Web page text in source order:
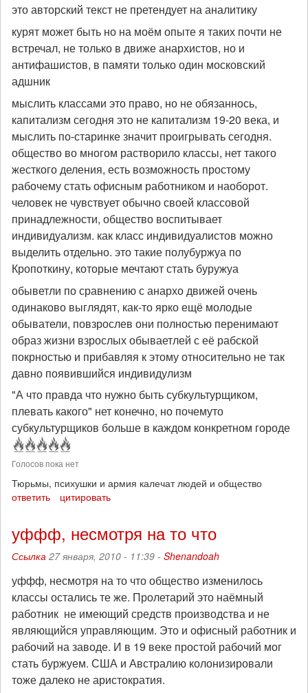
это авторский текст не претендует на аналитику
курят может быть но на моём опыте я таких почти не
встречал, не только в движе анархистов, но и
антифашистов, в памяти только один московский
адшник
мыслить классами это право, но не обязаннось,
капитализм сегодня это не капитализм 19-20 века, и
мыслить по-старинке значит проигрывать сегодня.
общество во многом растворило классы, нет такого
жесткого деления, есть возможность простому
рабочему стать офисным работником и наоборот.
человек не чувствует обычно своей классовой
принадлежности, общество воспитывает
индивидуализм. как класс индивидуалистов можно
выделить отдельно. это такие полубуржуа по
Кропоткину, которые мечтают стать буружуа
обыветли по сравнению с анархо движей очень
одинаково выглядят, как-то ярко ещё молодые
обыватели, повзрослев они полностью перенимают
образ жизни взрослых обываетлей с её рабской
покрностью и прибавляя к этому относительно не так
давно появившийся индивидулизм
"А что правда что нужно быть субкультурщиком,
плевать какого" нет конечно, но почемуто
субкультурщиков больше в каждом конкретном городе
Голосов пока нет
Тюрьмы, психушки и армия калечат людей и общество
ответить
цитировать
уффф, несмотря на то что
Ссылка 27 января, 2010 - 11:39 - Shenandoah
уффф, несмотря на то что общество изменилось
классы остались те же. Пролетарий это наёмный
работник не имеющий средств производства и не
являющийся управляющим. Это и офисный работник и
рабочий на заводе. И в 19 веке простой рабочий мог
стать буржуем. США и Австралию колонизировали
тоже далеко не аристократия.